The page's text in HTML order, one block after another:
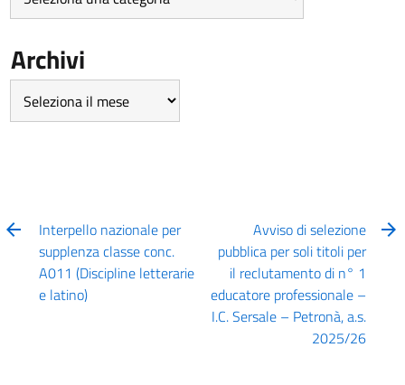
Archivi
Interpello nazionale per
supplenza classe conc.
A011 (Discipline letterarie
e latino)
Avviso di selezione
pubblica per soli titoli per
il reclutamento di n° 1
educatore professionale –
I.C. Sersale – Petronà, a.s.
2025/26